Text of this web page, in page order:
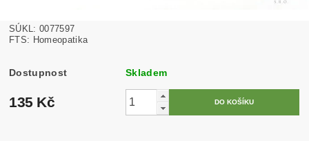
SÚKL: 0077597
FTS: Homeopatika
Dostupnost Skladem
135 Kč